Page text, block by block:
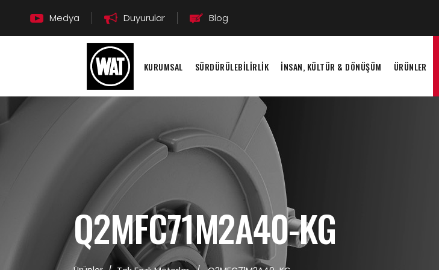
Medya Duyurular Blog
KURUMSAL SÜRDÜRÜLEBİLİRLİK İNSAN, KÜLTÜR & DÖNÜŞÜM ÜRÜNLER
Q2MFC71M2A40-KG